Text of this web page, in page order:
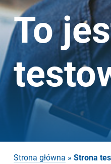
To
Strona główna » Strona